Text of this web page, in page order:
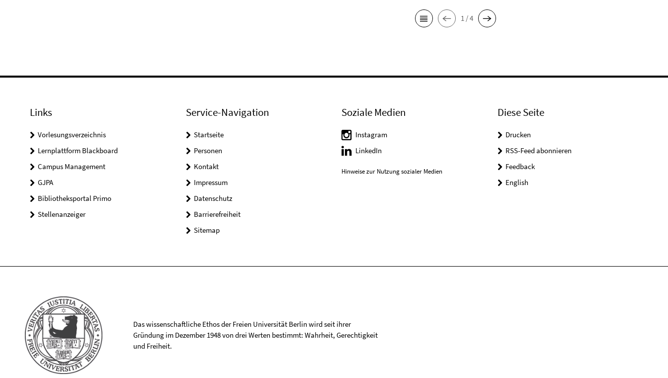
1 / 4
Links
Vorlesungsverzeichnis
Lernplattform Blackboard
Campus Management
GJPA
Bibliotheksportal Primo
Stellenanzeiger
Service-Navigation
Startseite
Personen
Kontakt
Impressum
Datenschutz
Barrierefreiheit
Sitemap
Soziale Medien
Instagram
LinkedIn
Hinweise zur Nutzung sozialer Medien
Diese Seite
Drucken
RSS-Feed abonnieren
Feedback
English
Das wissenschaftliche Ethos der Freien Universität Berlin wird seit ihrer
Gründung im Dezember 1948 von drei Werten bestimmt: Wahrheit, Gerechtigkeit
und Freiheit.